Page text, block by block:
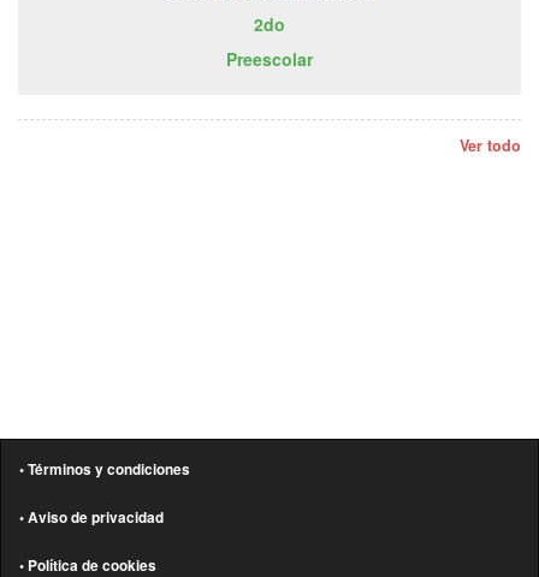
2do
Preescolar
Ver todo
• Términos y condiciones
• Aviso de privacidad
• Política de cookies